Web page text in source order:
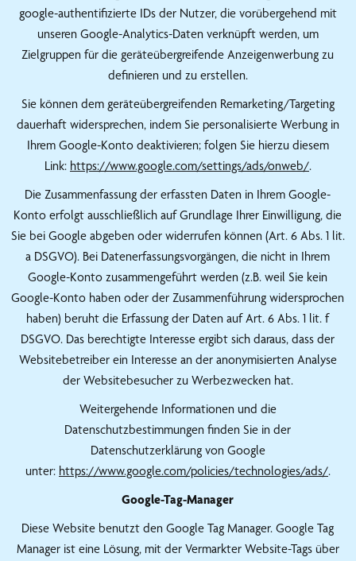
google-authentifizierte IDs der Nutzer, die vorübergehend mit
unseren Google-Analytics-Daten verknüpft werden, um
Zielgruppen für die geräteübergreifende Anzeigenwerbung zu
definieren und zu erstellen.
Sie können dem geräteübergreifenden Remarketing/Targeting
dauerhaft widersprechen, indem Sie personalisierte Werbung in
Ihrem Google-Konto deaktivieren; folgen Sie hierzu diesem
Link: https://www.google.com/settings/ads/onweb/.
Die Zusammenfassung der erfassten Daten in Ihrem Google-
Konto erfolgt ausschließlich auf Grundlage Ihrer Einwilligung, die
Sie bei Google abgeben oder widerrufen können (Art. 6 Abs. 1 lit.
a DSGVO). Bei Datenerfassungsvorgängen, die nicht in Ihrem
Google-Konto zusammengeführt werden (z.B. weil Sie kein
Google-Konto haben oder der Zusammenführung widersprochen
haben) beruht die Erfassung der Daten auf Art. 6 Abs. 1 lit. f
DSGVO. Das berechtigte Interesse ergibt sich daraus, dass der
Websitebetreiber ein Interesse an der anonymisierten Analyse
der Websitebesucher zu Werbezwecken hat.
Weitergehende Informationen und die
Datenschutzbestimmungen finden Sie in der
Datenschutzerklärung von Google
unter: https://www.google.com/policies/technologies/ads/.
Google-Tag-Manager
Diese Website benutzt den Google Tag Manager. Google Tag
Manager ist eine Lösung, mit der Vermarkter Website-Tags über